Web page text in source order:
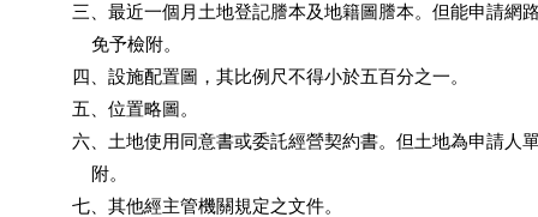
三、最近一個月土地登記謄本及地籍圖謄本。但能申請網
               免予檢附。
           四、設施配置圖，其比例尺不得小於五百分之一。
           五、位置略圖。
六、土地使用同意書或委託經營契約書。但土地為申請人
               附。
           七、其他經主管機關規定之文件。